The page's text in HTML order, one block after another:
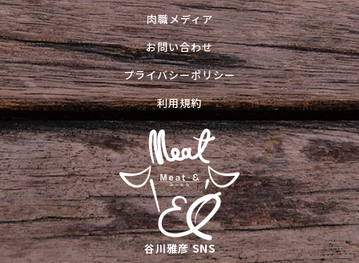
肉職メディア
お問い合わせ
プライバシーポリシー
利用規約
谷川雅彦 SNS